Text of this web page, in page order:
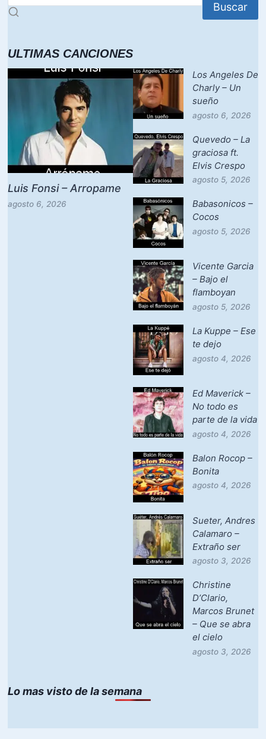
Buscar
ULTIMAS CANCIONES
Luis Fonsi – Arropame
agosto 6, 2026
Los Angeles De
Charly – Un
sueño
agosto 6, 2026
Quevedo – La
graciosa ft.
Elvis Crespo
agosto 5, 2026
Babasonicos –
Cocos
agosto 5, 2026
Vicente Garcia
– Bajo el
flamboyan
agosto 5, 2026
La Kuppe – Ese
te dejo
agosto 4, 2026
Ed Maverick –
No todo es
parte de la vida
agosto 4, 2026
Balon Rocop –
Bonita
agosto 4, 2026
Sueter, Andres
Calamaro –
Extraño ser
agosto 3, 2026
Christine
D’Clario,
Marcos Brunet
– Que se abra
el cielo
agosto 3, 2026
Lo mas visto de la semana